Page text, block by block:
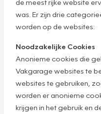
de meest rijke website
was. Er zijn drie
worden op de websites:
Noodzakelijke Cookies
Anonieme cookies die
Vakgarage websites te
websites te gebruiken,
worden er anonieme
krijgen in het gebruik en